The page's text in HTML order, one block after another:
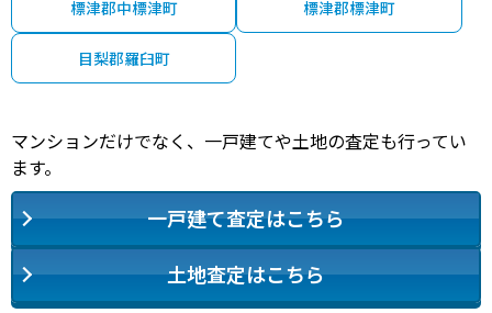
標津郡中標津町 標津郡標津町
目梨郡羅臼町
マンションだけでなく、一戸建てや土地の査定も行ってい
ます。
一戸建て査定はこちら
土地査定はこちら